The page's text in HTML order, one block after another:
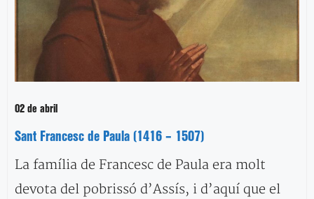
02 de abril
Sant Francesc de Paula (1416 – 1507)
La família de Francesc de Paula era molt
devota del pobrissó d’Assís, i d’aquí que el